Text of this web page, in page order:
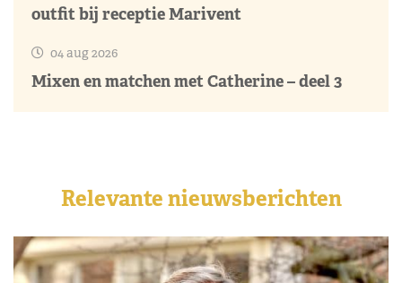
outfit bij receptie Marivent
04 aug 2026
Mixen en matchen met Catherine – deel 3
Relevante nieuwsberichten